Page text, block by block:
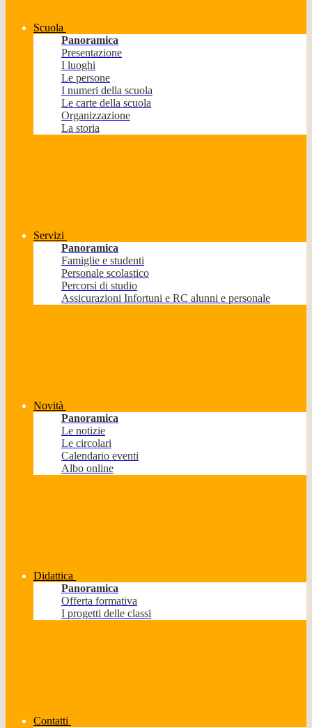
Scuola
Panoramica
Presentazione
I luoghi
Le persone
I numeri della scuola
Le carte della scuola
Organizzazione
La storia
Servizi
Panoramica
Famiglie e studenti
Personale scolastico
Percorsi di studio
Assicurazioni Infortuni e RC alunni e personale
Novità
Panoramica
Le notizie
Le circolari
Calendario eventi
Albo online
Didattica
Panoramica
Offerta formativa
I progetti delle classi
Contatti